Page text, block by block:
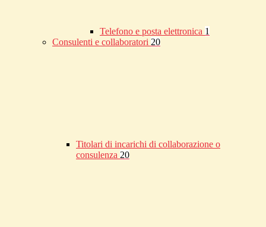
Telefono e posta elettronica 1
Consulenti e collaboratori 20
Titolari di incarichi di collaborazione o
consulenza 20